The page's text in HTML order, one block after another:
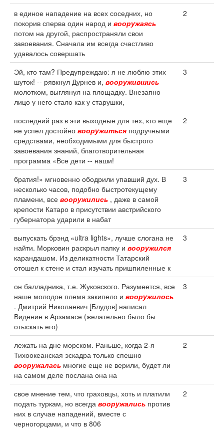
в единое нападение на всех соседних, но
покорив сперва один народ и вооружаясь
потом на другой, распространяли свои
завоевания. Сначала им всегда счастливо
удавалось совершать
2
Эй, кто там? Предупреждаю: я не люблю этих
шуток! -- рявкнул Дурнев и, вооружившись
молотком, выглянул на площадку. Внезапно
лицо у него стало как у старушки,
3
последний раз в эти выходные для тех, кто еще
не успел достойно вооружиться подручными
средствами, необходимыми для быстрого
завоевания знаний, благотворительная
программа «Все дети -- наши!
2
братия!» мгновенно ободрили упавший дух. В
несколько часов, подобно быстротекущему
пламени, все вооружились , даже в самой
крепости Катаро в присутствии австрийского
губернатора ударили в набат
3
выпускать брэнд «ultra lights», лучше слогана не
найти. Морковин раскрыл папку и вооружился
карандашом. Из деликатности Татарский
отошел к стене и стал изучать пришпиленные к
3
он балладника, т.е. Жуковского. Разумеется, все
наше молодое племя закипело и вооружилось
. Дмитрий Николаевич [Блудов] написал
Видение в Арзамасе (желательно было бы
отыскать его)
3
лежать на дне морском. Раньше, когда 2-я
Тихоокеанская эскадра только спешно
вооружалась многие еще не верили, будет ли
на самом деле послана она на
2
свое мнение тем, что граховцы, хоть и платили
подать туркам, но всегда вооружались против
них в случае нападений, вместе с
черногорцами, и что в 806
2